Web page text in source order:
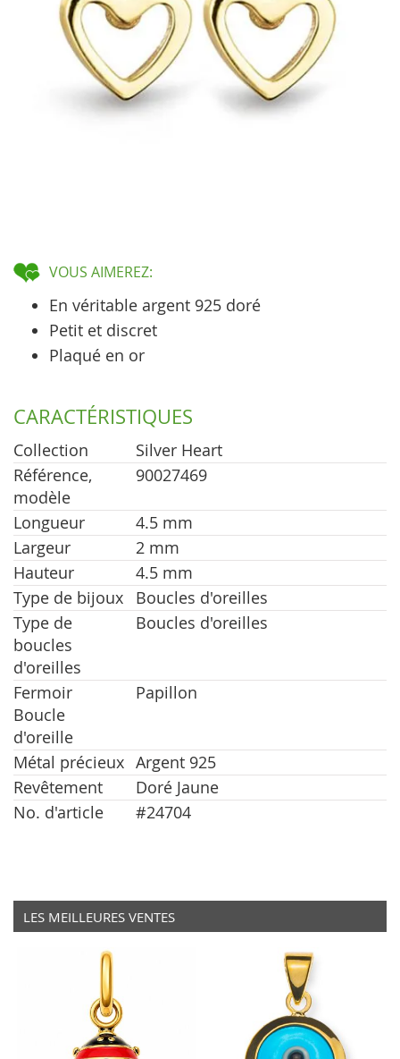
VOUS AIMEREZ:
En véritable argent 925 doré
Petit et discret
Plaqué en or
CARACTÉRISTIQUES
Collection
Silver Heart
Référence,
modèle
90027469
Longueur
4.5 mm
Largeur
2 mm
Hauteur
4.5 mm
Type de bijoux
Boucles d'oreilles
Type de
boucles
d'oreilles
Boucles d'oreilles
Fermoir
Boucle
d'oreille
Papillon
Métal précieux Argent 925
Revêtement
Doré Jaune
No. d'article
#24704
LES MEILLEURES VENTES